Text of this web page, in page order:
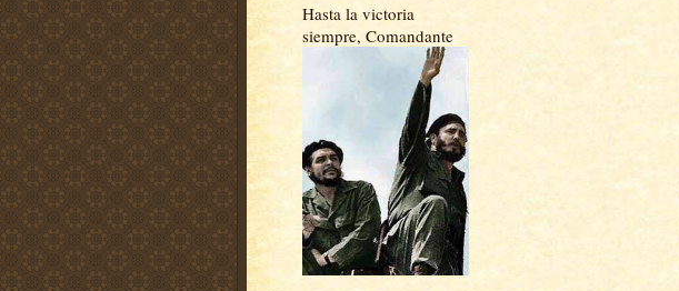
Hasta la victoria
siempre, Comandante